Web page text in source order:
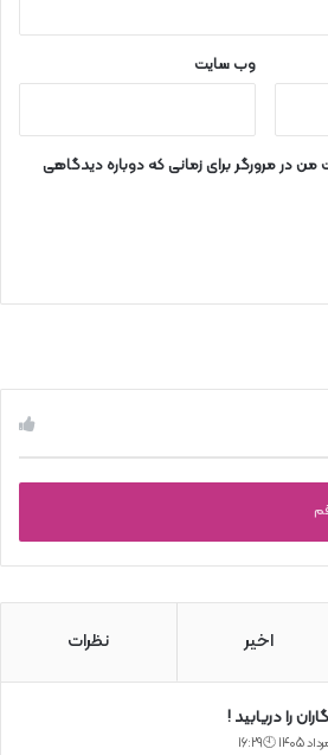
وب‌ سایت
من در مرورگر برای زمانی که دوباره دیدگاهی
اخیر نظرات
را دریابید !